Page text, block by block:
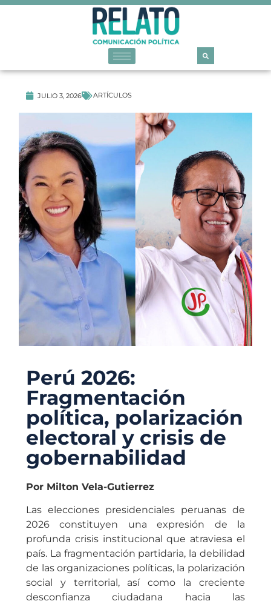
JULIO 3, 2026 ARTÍCULOS
Perú 2026:
Fragmentación
política, polarización
electoral y crisis de
gobernabilidad
Por Milton Vela-Gutierrez
Las elecciones presidenciales peruanas de
2026 constituyen una expresión de la
profunda crisis institucional que atraviesa el
país. La fragmentación partidaria, la debilidad
de las organizaciones políticas, la polarización
social y territorial, así como la creciente
desconfianza ciudadana hacia las